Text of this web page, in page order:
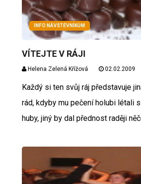
INFO NÁVŠTĚVNÍKŮM
VÍTEJTE V RÁJI
Helena Zelená Křížová 02.02.2009
Každý si ten svůj ráj představuje
rád, kdyby mu pečení holubi létali
huby, jiný by dal přednost raději